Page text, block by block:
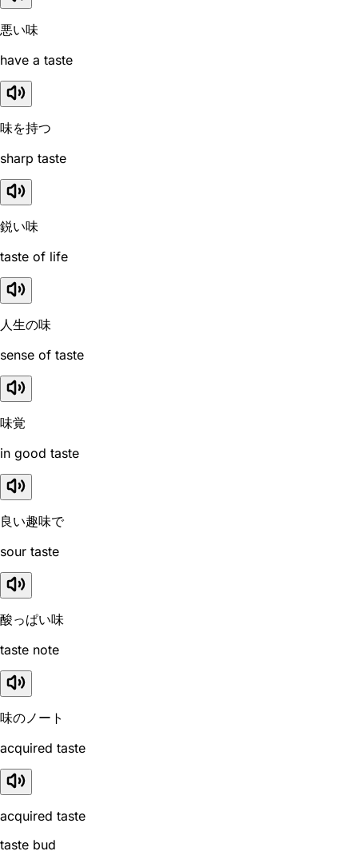
悪い味
have a taste
味を持つ
sharp taste
鋭い味
taste of life
人生の味
sense of taste
味覚
in good taste
良い趣味で
sour taste
酸っぱい味
taste note
味のノート
acquired taste
acquired taste
taste bud